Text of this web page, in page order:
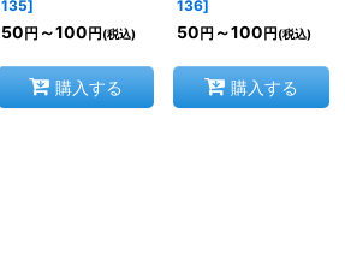
135]
50 円 ～100 円 (税込)
購入する
136]
50 円 ～100 円 (税込)
購入する